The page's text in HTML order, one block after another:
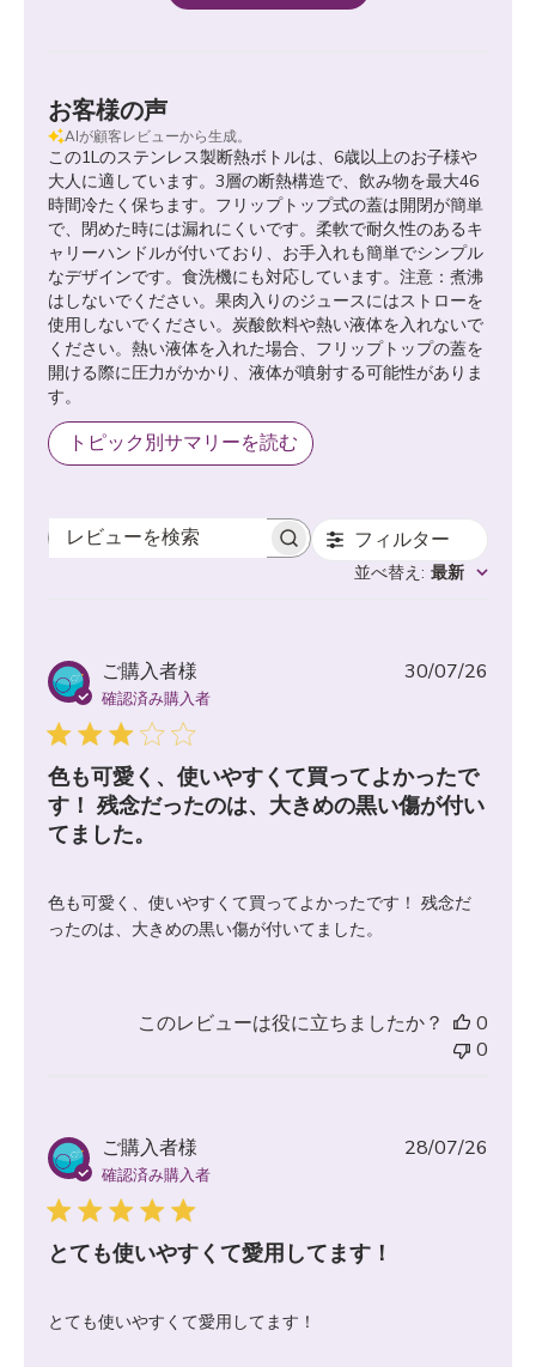
お客様の声
AIが顧客レビューから生成。
この1Lのステンレス製断熱ボトルは、6歳以上のお子様や
大人に適しています。3層の断熱構造で、飲み物を最大46
時間冷たく保ちます。フリップトップ式の蓋は開閉が簡単
で、閉めた時には漏れにくいです。柔軟で耐久性のあるキ
ャリーハンドルが付いており、お手入れも簡単でシンプル
なデザインです。食洗機にも対応しています。注意：煮沸
はしないでください。果肉入りのジュースにはストローを
使用しないでください。炭酸飲料や熱い液体を入れないで
ください。熱い液体を入れた場合、フリップトップの蓋を
開ける際に圧力がかかり、液体が噴射する可能性がありま
す。
トピック別サマリーを読む
レビューを検索 フィルター
並べ替え : 最新
ご購入者様
確認済み購入者
色も可愛く、使いやすくて買ってよかったで
す！ 残念だったのは、大きめの黒い傷が付い
てました。
色も可愛く、使いやすくて買ってよかったです！ 残念だ
ったのは、大きめの黒い傷が付いてました。
30/07/26
このレビューは役に立ちましたか？
0
0
ご購入者様
確認済み購入者
とても使いやすくて愛用してます！
とても使いやすくて愛用してます！
28/07/26